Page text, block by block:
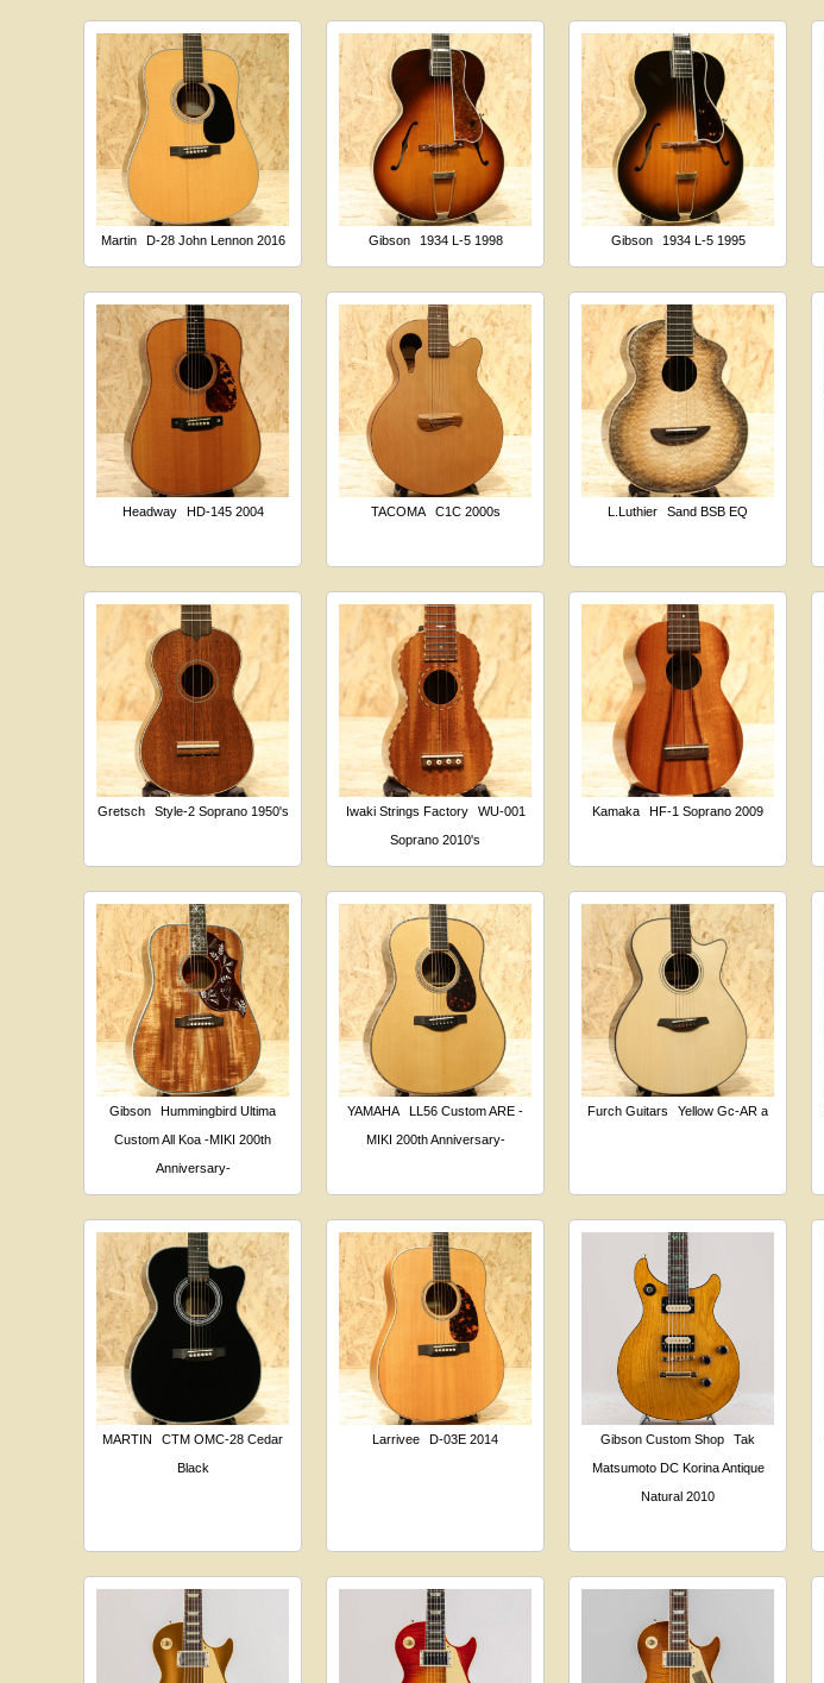
Martin D-28 John Lennon 2016 Gibson 1934 L-5 1998 Gibson 1934 L-5 1995
Headway HD-145 2004 TACOMA C1C 2000s L.Luthier Sand BSB EQ
Gretsch Style-2 Soprano 1950's Iwaki Strings Factory
WU-001
Soprano 2010's
Kamaka HF-1 Soprano 2009
Gibson
Hummingbird Ultima
Custom All Koa -MIKI 200th
Anniversary-
YAMAHA
LL56 Custom ARE -
MIKI 200th Anniversary-
Furch Guitars Yellow Gc-AR a
MARTIN
CTM OMC-28 Cedar
Black
Larrivee D-03E 2014 Gibson Custom Shop
Tak
Matsumoto DC Korina Antique
Natural 2010